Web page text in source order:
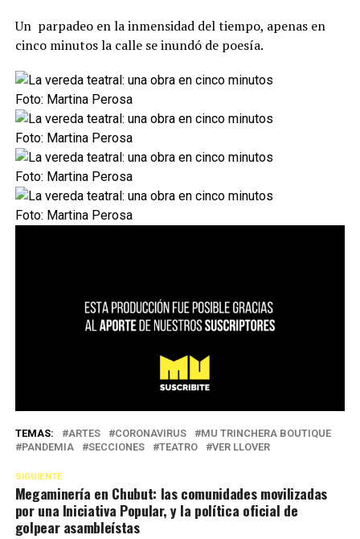
Un parpadeo en la inmensidad del tiempo, apenas en
cinco minutos la calle se inundó de poesía.
Foto: Martina Perosa
Foto: Martina Perosa
Foto: Martina Perosa
Foto: Martina Perosa
TEMAS: ARTES CORONAVIRUS
MU TRINCHERA BOUTIQUE
PANDEMIA
SECCIONES TEATRO VER LLOVER
SIGUIENTE
Megaminería en Chubut: las comunidades movilizadas
por una Iniciativa Popular, y la política oficial de
golpear asambleístas